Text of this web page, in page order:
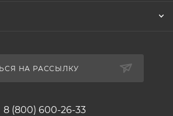
НА РАССЫЛКУ
8 (800) 600-26-33